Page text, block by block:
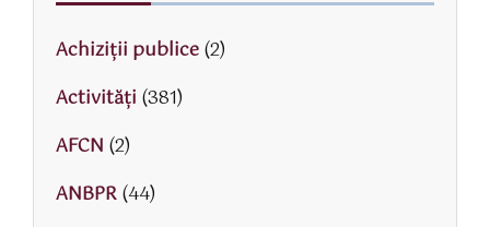
Achiziții publice(2)
Activităţi (381)
AFCN (2)
ANBPR(44)